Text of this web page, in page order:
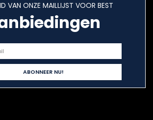
VAN ONZE MAILLIJST VOOR BEST